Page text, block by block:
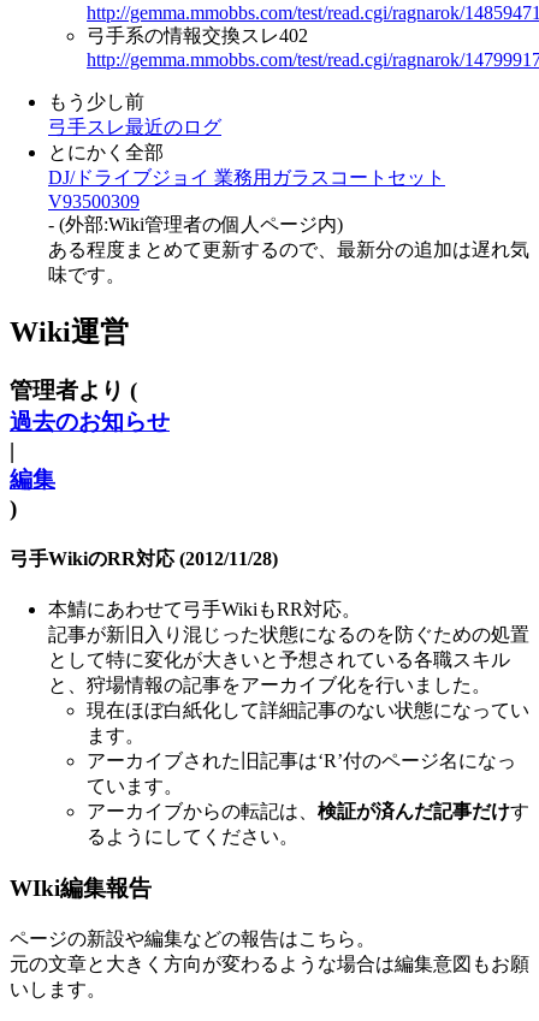
http://gemma.mmobbs.com/test/read.cgi/ragnarok/
弓手系の情報交換スレ402
http://gemma.mmobbs.com/test/read.cgi/ragnarok/
もう少し前
弓手スレ最近のログ
とにかく全部
DJ/ドライブジョイ 業務用ガラスコートセット
V93500309
- (外部:Wiki管理者の個人ページ内)
ある程度まとめて更新するので、最新分の追加は遅れ気
味です。
Wiki運営
管理者より (
過去のお知らせ
|
編集
)
弓手WikiのRR対応 (2012/11/28)
本鯖にあわせて弓手WikiもRR対応。
記事が新旧入り混じった状態になるのを防ぐための処置
として特に変化が大きいと予想されている各職スキル
と、狩場情報の記事をアーカイブ化を行いました。
現在ほぼ白紙化して詳細記事のない状態になってい
ます。
アーカイブされた旧記事は‘R’付のページ名になっ
ています。
アーカイブからの転記は、 検証が済んだ記事だけす
るようにしてください。
WIki編集報告
ページの新設や編集などの報告はこちら。
元の文章と大きく方向が変わるような場合は編集意図もお願
いします。